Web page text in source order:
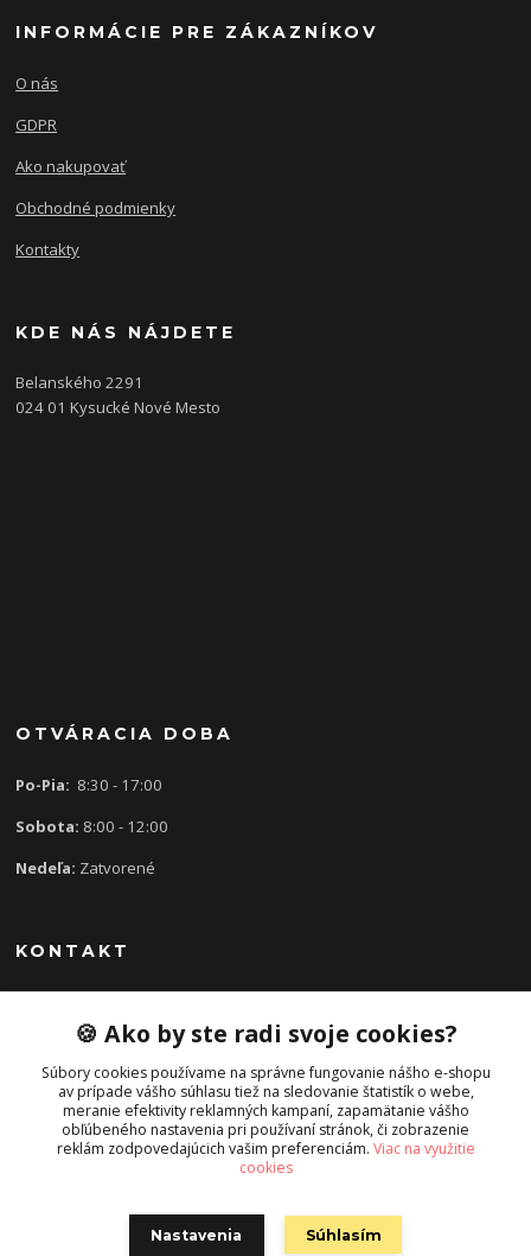
INFORMÁCIE PRE ZÁKAZNÍKOV
O nás
GDPR
Ako nakupovať
Obchodné podmienky
Kontakty
KDE NÁS NÁJDETE
Belanského 2291
024 01 Kysucké Nové Mesto
OTVÁRACIA DOBA
Po-Pia: 8:30 - 17:00
Sobota: 8:00 - 12:00
Nedeľa: Zatvorené
KONTAKT
0907 613 939
slavka.mecarova@gmail.com
🍪 Ako by ste radi svoje cookies?
Súbory cookies používame na správne fungovanie nášho e-shopu
av prípade vášho súhlasu tiež na sledovanie štatistík o webe,
meranie efektivity reklamných kampaní, zapamätanie vášho
obľúbeného nastavenia pri používaní stránok, či zobrazenie
reklám zodpovedajúcich vašim preferenciám. Viac na využitie
cookies
Nastavenia Súhlasím